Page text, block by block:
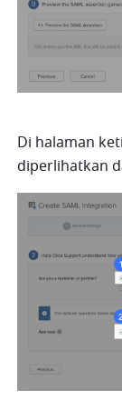
Di halaman
diperlihatkan